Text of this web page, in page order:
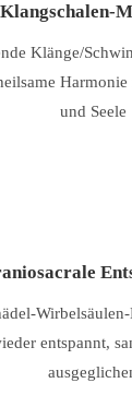
Klangschalen-
Klänge/
und Seele
entspannt,